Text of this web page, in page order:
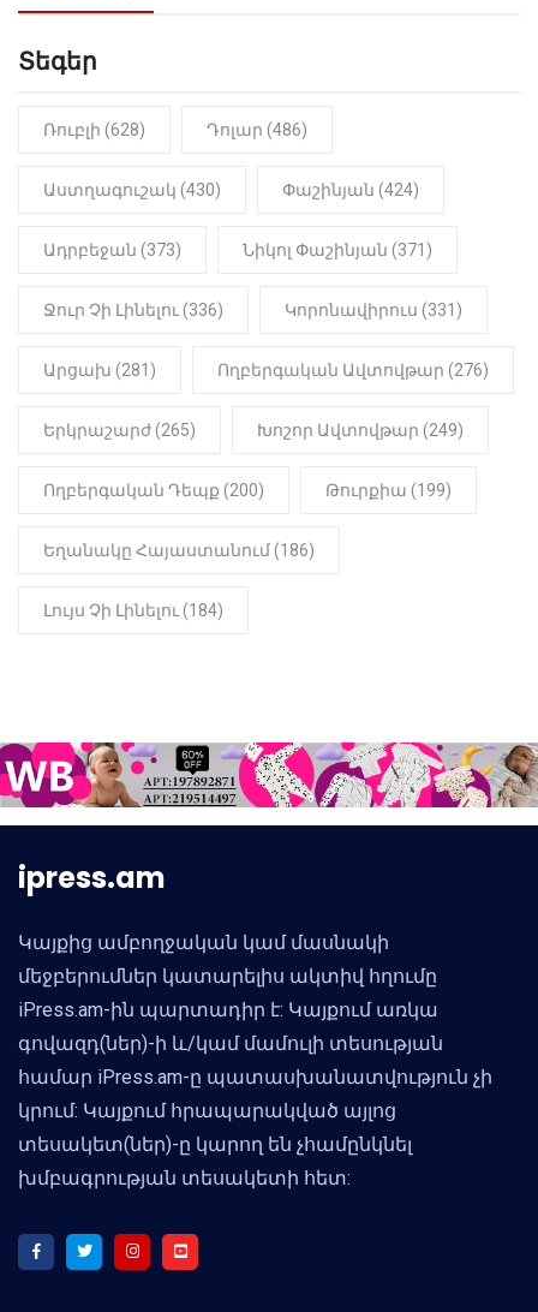
Տեգեր
Ռուբլի (628) Դոլար (486)
Աստղագուշակ (430) Փաշինյան (424)
Ադրբեջան (373) Նիկոլ Փաշինյան (371)
Ջուր Չի Լինելու (336) Կորոնավիրուս (331)
Արցախ (281) Ողբերգական Ավտովթար (276)
Երկրաշարժ (265) Խոշոր Ավտովթար (249)
Ողբերգական Դեպք (200) Թուրքիա (199)
Եղանակը Հայաստանում (186)
Լույս Չի Լինելու (184)
ipress.am
Կայքից ամբողջական կամ մասնակի
մեջբերումներ կատարելիս ակտիվ հղումը
iPress.am-ին պարտադիր է: Կայքում առկա
գովազդ(ներ)-ի և/կամ մամուլի տեսության
համար iPress.am-ը պատասխանատվություն չի
կրում: Կայքում հրապարակված այլոց
տեսակետ(ներ)-ը կարող են չհամընկնել
խմբագրության տեսակետի հետ: